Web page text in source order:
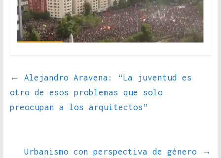
←
Alejandro Aravena: “La juventud es
otro de esos problemas que solo
preocupan a los arquitectos”
Urbanismo con perspectiva de género →